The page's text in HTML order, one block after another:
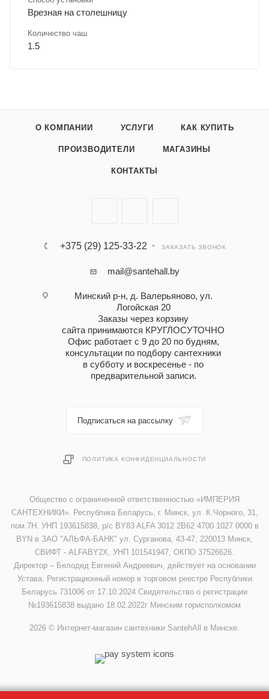
Врезная на столешницу
Количество чаш
1.5
О КОМПАНИИ УСЛУГИ КАК КУПИТЬ
ПРОИЗВОДИТЕЛИ МАГАЗИНЫ
КОНТАКТЫ
+375 (29) 125-33-22 ЗАКАЗАТЬ ЗВОНОК
mail@santehall.by
Минский р-н, д. Валерьяново, ул.
Логойская 20
Заказы через корзину
сайта принимаются КРУГЛОСУТОЧНО
Офис работает с 9 до 20 по будням,
консультации по подбору сантехники
в субботу и воскресенье - по
предварительной записи.
Подписаться на рассылку
ПОЛИТИКА КОНФИДЕНЦИАЛЬНОСТИ
Общество с ограниченной ответственностью «ИМПЕРИЯ
САНТЕХНИКИ». Республика Беларусь, г. Минск, ул. К.Чорного, 31,
пом.7Н. УНП 193615838, р/с BY83 ALFA 3012 2B62 4700 1027 0000 в
BYN в ЗАО "АЛЬФА-БАНК" ул. Сурганова, 43-47, 220013 Минск,
СВИФТ - ALFABY2X, УНП 101541947, ОКПО 37526626.
Директор – Белодед Евгений Андреевич, действует на основании
Устава. Регистрационный номер в торговом реестре Республики
Беларусь 731006 от 17.10.2024 Свидетельство о регистрации
№193615838 выдано 18.02.2022г Минским горисполкомом
2026 © Интернет-магазин сантехники SantehAll в Минске.